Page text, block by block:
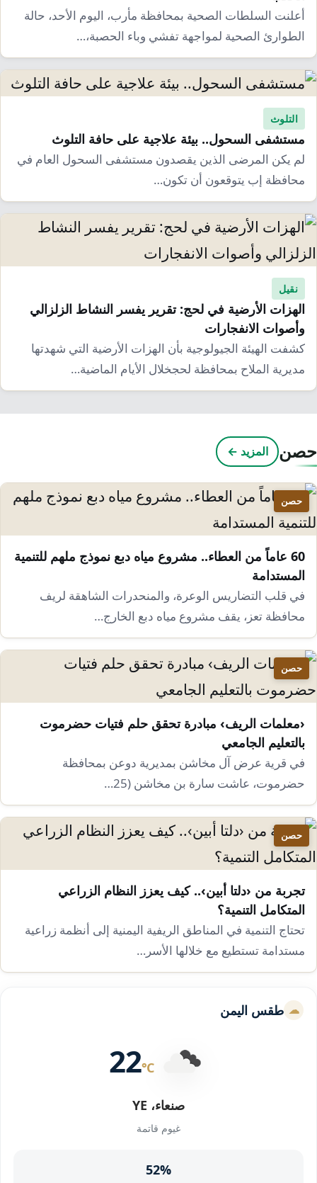
أعلنت السلطات الصحية بمحافظة مأرب، اليوم الأحد، حالة
الطوارئ الصحية لمواجهة تفشي وباء الحصبة،…
التلوث
مستشفى السحول.. بيئة علاجية على حافة التلوث
لم يكن المرضى الذين يقصدون مستشفى السحول العام في
محافظة إب يتوقعون أن تكون…
نقيل
الهزات الأرضية في لحج: تقرير يفسر النشاط الزلزالي
وأصوات الانفجارات
كشفت الهيئة الجيولوجية بأن الهزات الأرضية التي شهدتها
مديرية الملاح بمحافظة لحجخلال الأيام الماضية…
المزيد ←
حصن
​60 عاماً من العطاء.. مشروع مياه دبع نموذج ملهم للتنمية
المستدامة
​في قلب التضاريس الوعرة، والمنحدرات الشاهقة لريف
محافظة تعز، يقف مشروع مياه دبع الخارج…
حصن
‹معلمات الريف› مبادرة تحقق حلم فتيات حضرموت
بالتعليم الجامعي
في قرية عرض آل مخاشن بمديرية دوعن بمحافظة
حضرموت، عاشت سارة بن مخاشن (25…
حصن
تجربة من ‹دلتا أبين›.. كيف يعزز النظام الزراعي
المتكامل التنمية؟
تحتاج التنمية في المناطق الريفية اليمنية إلى أنظمة زراعية
مستدامة تستطيع مع خلالها الأسر…
طقس اليمن
22°C
صنعاء، YE
غيوم قاتمة
52%